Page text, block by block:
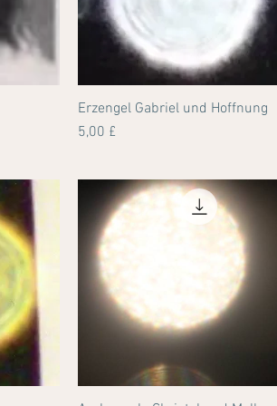
Schnellansicht
Erzengel Gabriel und Hoffnung
Preis
5,00 £